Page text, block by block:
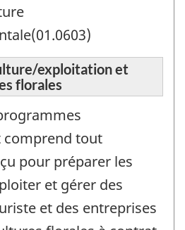
exploitation et
florales
tout
pour préparer les
et gérer des
et des entreprises